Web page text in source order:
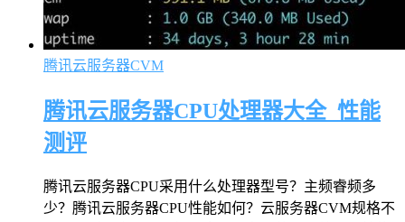
腾讯云服务器CVM
腾讯云服务器CPU处理器大全_性能
测评
腾讯云服务器CPU采用什么处理器型号？主频睿频多
少？腾讯云服务器CPU性能如何？云服务器CVM规格不